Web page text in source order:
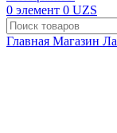
0 элемент 0 UZS
Главная Магазин